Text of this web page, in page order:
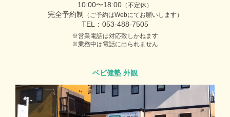
10:00〜18:00 （不定休）
完全予約制 （ご予約はWebにてお願いします）
TEL：053-488-7505
営業電話は対応致しかねます
業務中は電話に出られません
ベビ健塾 外観